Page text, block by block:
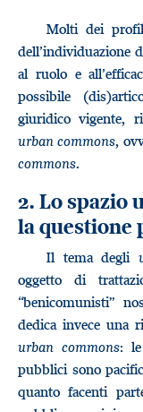
Molti dei
dell’individuazione
al ruolo e
possibile
giuridico vigente,
urban commons,
commons.
2. Lo spazio
la questione
Il tema degli
oggetto di
“benicomunisti”
dedica invece una
urban commons:
pubblici sono
quanto facenti